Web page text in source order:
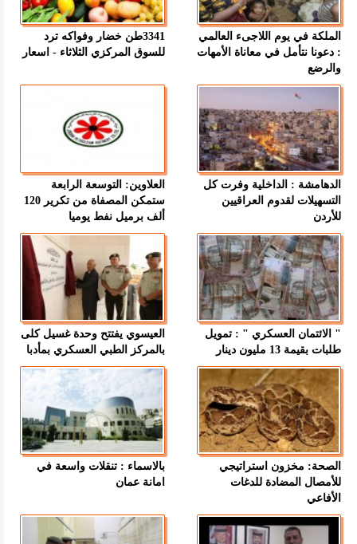
الملكة في يوم اللاجىء العالمي
: دعونا نتأمل في معاناة الأمهات
والرضع
3341طن خضار وفواكه ترد
للسوق المركزي الثلاثاء - اسعار
الدهامشة : الداخلية وفرت كل
التسهيلات لقدوم العراقيين
للأردن
العلاوين: التوسعة الرابعة
ستمكن المصفاة من تكرير 120
ألف برميل نفط يوميا
" الائتمان العسكري " : تمويل
طلبات بقيمة 13 مليون دينار
العيسوي يفتتح وحدة غسيل كلى
بالمركز الطبي العسكري بمأدبا
الصحة: مخزون استراتيجي
للأمصال المضادة للدغات
الأفاعي
بالاسماء : تنقلات واسعة في
امانة عمان